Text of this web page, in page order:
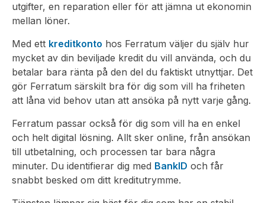
utgifter, en reparation eller för att jämna ut ekonomin
mellan löner.
Med ett kreditkonto hos Ferratum väljer du själv hur
mycket av din beviljade kredit du vill använda, och du
betalar bara ränta på den del du faktiskt utnyttjar. Det
gör Ferratum särskilt bra för dig som vill ha friheten
att låna vid behov utan att ansöka på nytt varje gång.
Ferratum passar också för dig som vill ha en enkel
och helt digital lösning. Allt sker online, från ansökan
till utbetalning, och processen tar bara några
minuter. Du identifierar dig med BankID och får
snabbt besked om ditt kreditutrymme.